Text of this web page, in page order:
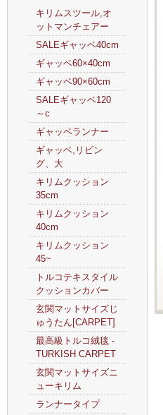
キリムスツール,オ
ットマンチェアー
SALEギャッベ40cm
ギャッベ60×40cm
ギャッベ90×60cm
SALEギャッベ120
～c
ギャッベランナー
ギャッベ,リビン
グ、大
キリムクッション
35cm
キリムクッション
40cm
キリムクッション
45~
トルコテキスタイル
クッションカバー
玄関マットサイズじ
ゅうたん[CARPET]
最高級トルコ絨毯 -
TURKISH CARPET
玄関マットサイズニ
ューキリム
ランナータイプ